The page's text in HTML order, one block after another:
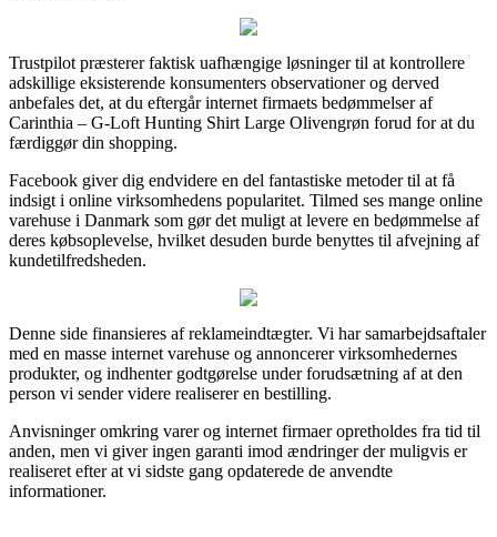
Trustpilot præsterer faktisk uafhængige løsninger til at kontrollere
adskillige eksisterende konsumenters observationer og derved
anbefales det, at du eftergår internet firmaets bedømmelser af
Carinthia – G-Loft Hunting Shirt Large Olivengrøn forud for at du
færdiggør din shopping.
Facebook giver dig endvidere en del fantastiske metoder til at få
indsigt i online virksomhedens popularitet. Tilmed ses mange online
varehuse i Danmark som gør det muligt at levere en bedømmelse af
deres købsoplevelse, hvilket desuden burde benyttes til afvejning af
kundetilfredsheden.
Denne side finansieres af reklameindtægter. Vi har samarbejdsaftaler
med en masse internet varehuse og annoncerer virksomhedernes
produkter, og indhenter godtgørelse under forudsætning af at den
person vi sender videre realiserer en bestilling.
Anvisninger omkring varer og internet firmaer opretholdes fra tid til
anden, men vi giver ingen garanti imod ændringer der muligvis er
realiseret efter at vi sidste gang opdaterede de anvendte
informationer.